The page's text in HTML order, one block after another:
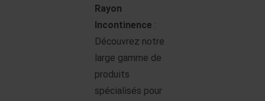
Rayon
Incontinence :
Découvrez notre
large gamme de
produits
spécialisés pour